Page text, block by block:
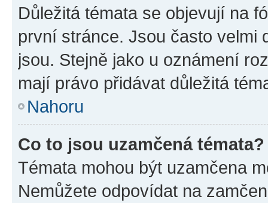
Důležitá témata se objevují na
první stránce. Jsou často velmi
jsou. Stejně jako u oznámení
mají právo přidávat důležitá
Nahoru
Co to jsou uzamčená témata?
Témata mohou být uzamčena
Nemůžete odpovídat na